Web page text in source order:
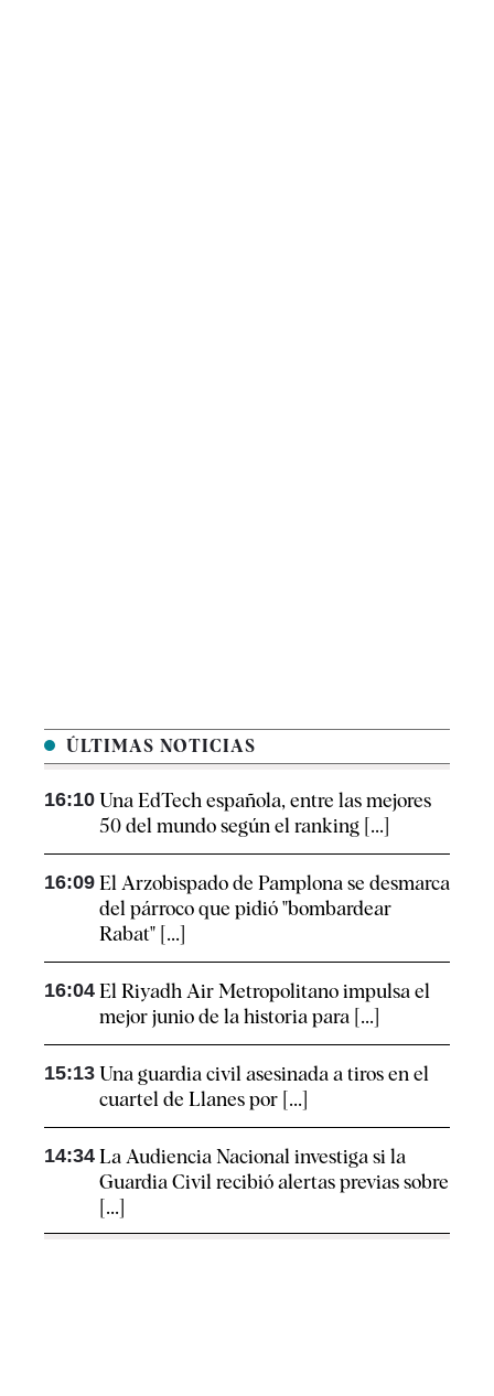
ÚLTIMAS NOTICIAS
16:10 Una EdTech española, entre las mejores
50 del mundo según el ranking [...]
16:09 El Arzobispado de Pamplona se desmarca
del párroco que pidió "bombardear
Rabat" [...]
16:04 El Riyadh Air Metropolitano impulsa el
mejor junio de la historia para [...]
15:13 Una guardia civil asesinada a tiros en el
cuartel de Llanes por [...]
14:34 La Audiencia Nacional investiga si la
Guardia Civil recibió alertas previas sobre
[...]